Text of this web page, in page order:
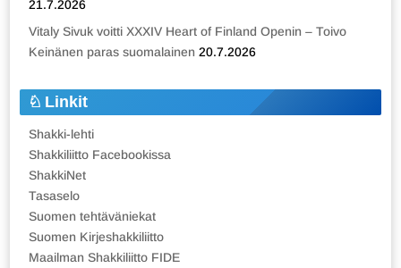
21.7.2026
Vitaly Sivuk voitti XXXIV Heart of Finland Openin – Toivo
Keinänen paras suomalainen 20.7.2026
Linkit
Shakki-lehti
Shakkiliitto Facebookissa
ShakkiNet
Tasaselo
Suomen tehtäväniekat
Suomen Kirjeshakkiliitto
Maailman Shakkiliitto FIDE